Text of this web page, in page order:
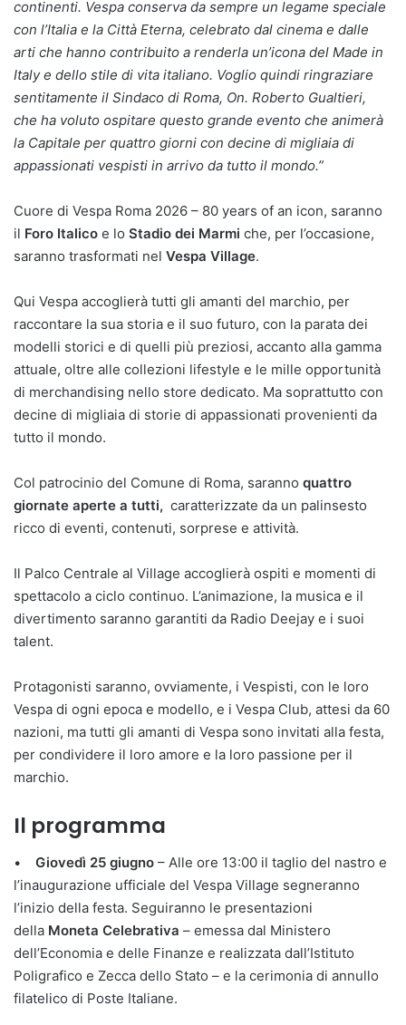
continenti. Vespa conserva da sempre un legame speciale
con l’Italia e la Città Eterna, celebrato dal cinema e dalle
arti che hanno contribuito a renderla un’icona del Made in
Italy e dello stile di vita italiano. Voglio quindi ringraziare
sentitamente il Sindaco di Roma, On. Roberto Gualtieri,
che ha voluto ospitare questo grande evento che animerà
la Capitale per quattro giorni con decine di migliaia di
appassionati vespisti in arrivo da tutto il mondo.”
Cuore di Vespa Roma 2026 – 80 years of an icon, saranno
il Foro Italico e lo Stadio dei Marmi che, per l’occasione,
saranno trasformati nel Vespa Village.
Qui Vespa accoglierà tutti gli amanti del marchio, per
raccontare la sua storia e il suo futuro, con la parata dei
modelli storici e di quelli più preziosi, accanto alla gamma
attuale, oltre alle collezioni lifestyle e le mille opportunità
di merchandising nello store dedicato. Ma soprattutto con
decine di migliaia di storie di appassionati provenienti da
tutto il mondo.
Col patrocinio del Comune di Roma, saranno quattro
giornate aperte a tutti, caratterizzate da un palinsesto
ricco di eventi, contenuti, sorprese e attività.
Il Palco Centrale al Village accoglierà ospiti e momenti di
spettacolo a ciclo continuo. L’animazione, la musica e il
divertimento saranno garantiti da Radio Deejay e i suoi
talent.
Protagonisti saranno, ovviamente, i Vespisti, con le loro
Vespa di ogni epoca e modello, e i Vespa Club, attesi da 60
nazioni, ma tutti gli amanti di Vespa sono invitati alla festa,
per condividere il loro amore e la loro passione per il
marchio.
Il programma
• Giovedì 25 giugno – Alle ore 13:00 il taglio del nastro e
l’inaugurazione ufficiale del Vespa Village segneranno
l’inizio della festa. Seguiranno le presentazioni
della Moneta Celebrativa – emessa dal Ministero
dell’Economia e delle Finanze e realizzata dall’Istituto
Poligrafico e Zecca dello Stato – e la cerimonia di annullo
filatelico di Poste Italiane.